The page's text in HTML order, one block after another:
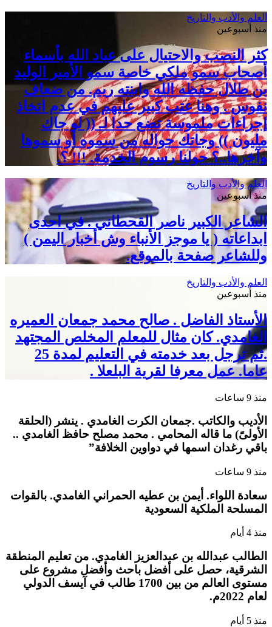
العلم والأدب والتاريخ
منذ أسبوعين
كثر النصب والاحتيال على عباد الله بأسماء
أصحاب سمو ملكي خاصة سمو الأمير الوليد
بن طلال حفظه الله وابنته ريم. من ضعاف
نفوس . وهنا عتب كبير عليهم في عدم اتخاذ
إجراءات ملموسة تضع حدا لـ (( لو جاك
مليون )) وجاتك حواله من سموه أو سموها
وآخرها..؟ حولنا رسوم الخدمة. !!! ؟.
العلم والأدب والتاريخ
منذ أسبوعين
الشاعر الكبير ناصر القحطاني . في احدى
ابداعاته ( يا موجز الأنباء وش أخبار اليمن )
وللشاعر صفحة بالموقع.
العلم والأدب والتاريخ
منذ أسبوعين
الأستاذ الفاضل . صالح محمد جمعان العميره
الغامدي. كان مثال للمعلم المخلص المجتهد
.ثم ترجل بعد خدمته في التعليم لمدة 25
عاما. عمل معرفا لقرية البلعلا .
منذ 9 ساعات
الأديب والكاتب .جمعان الكرت الغامدي . ينشر (الحلقة
الأولىً) ما قاله المحامي . محمد مصلح حافظ الغامدي ..
باقي رغدان اسمها في دواوين الخلافة”
منذ 9 ساعات
سعادة اللواء. أيمن بن عطيه الحمراني الغامدي. بالقوات
المسلحة الملكية السعودية
منذ 4 أيام
الطالب عبدالله بن عبدالعزيز الغامدي. من تعليم المنطقة
الشرقية، حصل على أفضل باحث وأفضل مشروع على
مستوى العالم من بين 1700 طالب في آيسف الدولي
لعام 2022م.
منذ 5 أيام